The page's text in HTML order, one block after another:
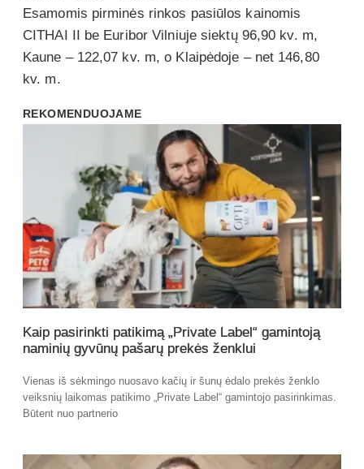
Esamomis pirminės rinkos pasiūlos kainomis
CITHAI II be Euribor Vilniuje siektų 96,90 kv. m,
Kaune – 122,07 kv. m, o Klaipėdoje – net 146,80
kv. m.
REKOMENDUOJAME
Kaip pasirinkti patikimą „Private Label“ gamintoją
naminių gyvūnų pašarų prekės ženklui
Vienas iš sėkmingo nuosavo kačių ir šunų ėdalo prekės ženklo
veiksnių laikomas patikimo „Private Label“ gamintojo pasirinkimas.
Būtent nuo partnerio